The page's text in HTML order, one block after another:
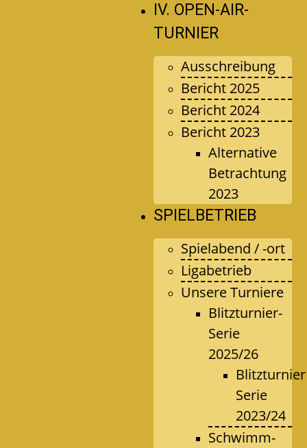
IV. OPEN-AIR-
TURNIER
Ausschreibung
Bericht 2025
Bericht 2024
Bericht 2023
Alternative
Betrachtung
2023
SPIELBETRIEB
Spielabend / -ort
Ligabetrieb
Unsere Turniere
Blitzturnier-
Serie
2025/26
Blitzturnier
Serie
2023/24
Schwimm-